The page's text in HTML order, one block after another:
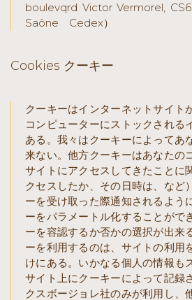
boulevqrd Victor Vermorel,
Saône Cedex）
Cookies クーキー
クーキーはインターネットサイト
コンピューターにストックされる
ある。我々はクーキーによってあ
来ない。他方クーキーはあなたの
サイトにアクセスしてきたことに
クセスしたか、その日時は、など
ーを受け取った際通知されるよう
ーをパラメートル化することがで
ーを容認するか否かの選択が出来
ーを利用するのは、サイトの利用
けにある。いかなる個人の情報も
サイト上にクーキーによって記録
クスボージョレ社のみが利用し、